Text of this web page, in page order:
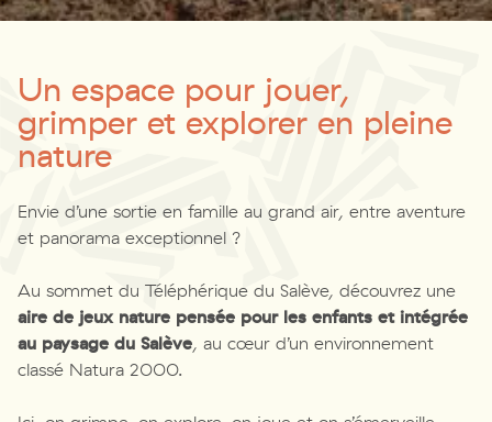
Un espace pour jouer,
grimper et explorer en pleine
nature
Envie d’une sortie en famille au grand air, entre aventure
et panorama exceptionnel ?
Au sommet du Téléphérique du Salève, découvrez une
aire de jeux nature pensée pour les enfants et intégrée
au paysage du Salève, au cœur d’un environnement
classé Natura 2000.